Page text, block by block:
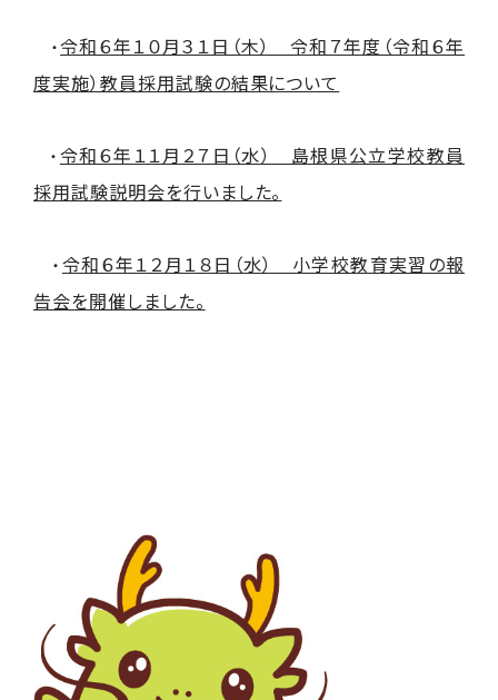
​ ・令和６年１０月３１日（木） 令和７年度（令和６年
度実施）教員採用試験の結果について
・ 令和６年１１月２７日（水） 島根県公立学校教員
採用試験説明会を行いました。
・ 令和６年１２月１８日（水） 小学校教育実習の報
告会を開催しました。